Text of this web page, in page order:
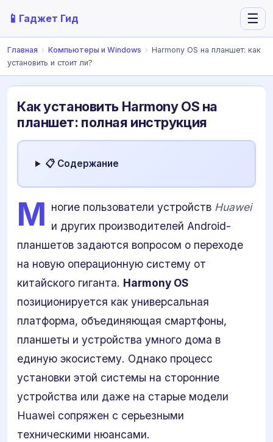
📱 Гаджет Гид ☰
Главная › Компьютеры и Windows › Harmony OS на планшет: как
установить и стоит ли?
Как установить Harmony OS на
планшет: полная инструкция
📋 Содержание
М ногие пользователи устройств Huawei
и других производителей Android-
планшетов задаются вопросом о переходе
на новую операционную систему от
китайского гиганта. Harmony OS
позиционируется как универсальная
платформа, объединяющая смартфоны,
планшеты и устройства умного дома в
единую экосистему. Однако процесс
установки этой системы на сторонние
устройства или даже на старые модели
Huawei сопряжен с серьезными
техническими нюансами.